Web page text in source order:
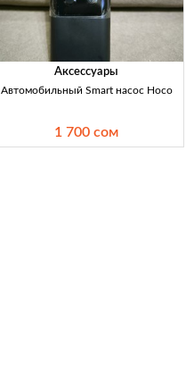
Аксессуары
Автомобильный Smart насос Hoco
1 700 сом